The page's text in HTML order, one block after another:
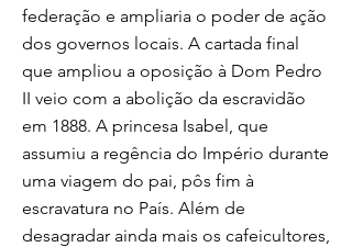
federação e ampliaria o poder de ação
dos governos locais. A cartada final
que ampliou a oposição à Dom Pedro
II veio com a abolição da escravidão
em 1888. A princesa Isabel, que
assumiu a regência do Império durante
uma viagem do pai, pôs fim à
escravatura no País. Além de
desagradar ainda mais os cafeicultores,